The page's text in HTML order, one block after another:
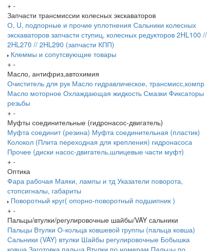
+ -
Запчасти трансмиссии колесных экскаваторов
О, U, подпорные и прочие уплотнения Сальники колесных
экскаваторов запчасти ступиц, колесных редукторов 2HL100 //
2HL270 // 2HL290 (запчасти КПП)
Клеммы и сопутсвующие товары
+ -
Масло, антифриз,автохимия
Очиститель для рук Масло гидравлическое, трансмисс,компр
Масло моторное Охлаждающая жидкость Смазки Фиксаторы
резьбы
+ -
Муфты соединительные (гидронасос-двигатель)
Муфта соединит (резина) Муфта соединительная (пластик)
Колокол (Плита переходная для крепления) гидронасоса
Прочее (диски насос-двигатель,шлицевые части муфт)
+ -
Оптика
Фара рабочая Маяки, лампы и тд Указатели поворота,
стопсигналы, габариты
Поворотный круг( опорно-поворотный подшипник )
+ -
Пальцы/втулки/регулировочные шайбы/VAY сальники
Пальцы Втулки О-кольца ковшевой группы (пальца ковша)
Сальники (VAY) втулки Шайбы регулировочные Бобышка